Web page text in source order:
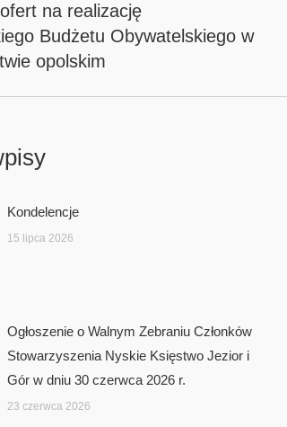
na realizację
Budżetu Obywatelskiego w
opolskim
Kondelencje
15 lipca 2026
Ogłoszenie o Walnym Zebraniu Członków
Stowarzyszenia Nyskie Księstwo Jezior i
Gór w dniu 30 czerwca 2026 r.
23 czerwca 2026